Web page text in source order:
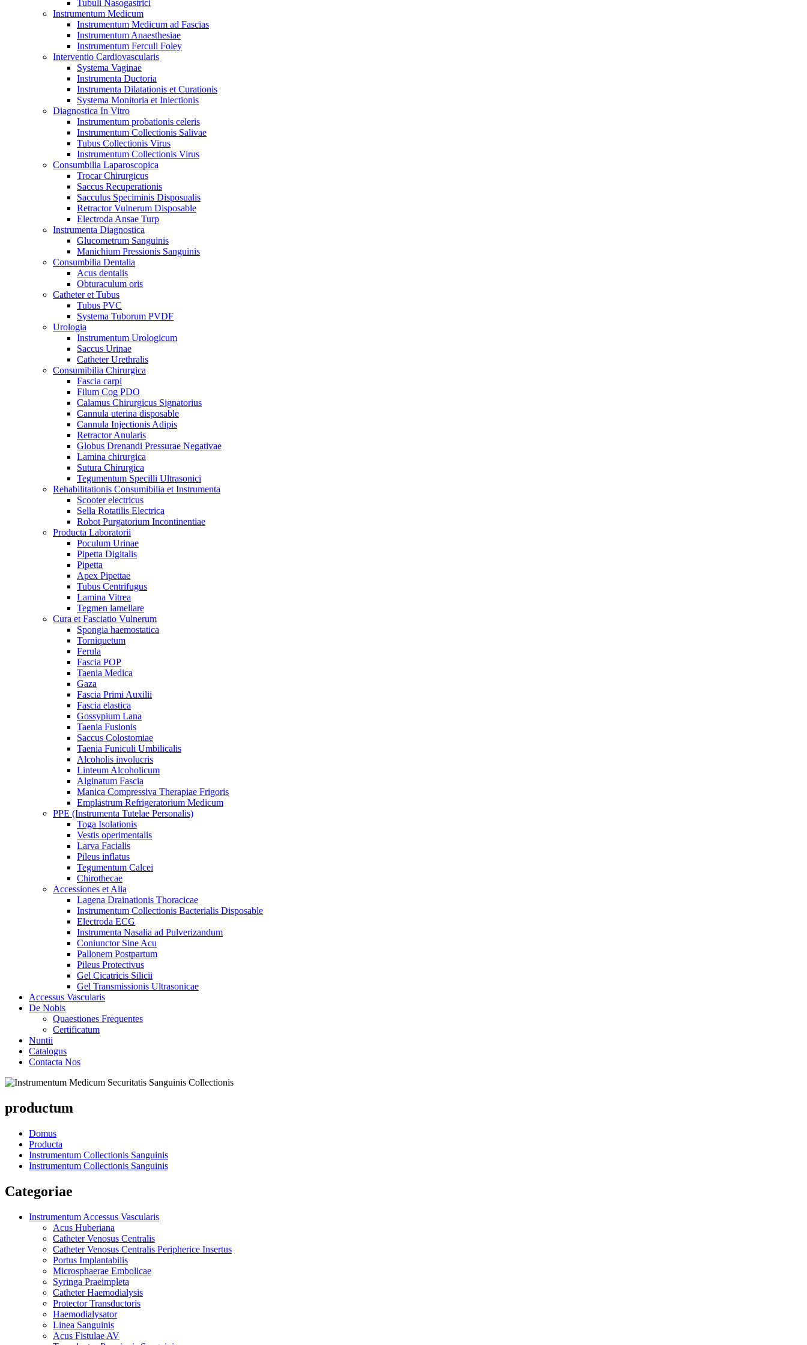
Tubuli Nasogastrici
Instrumentum Medicum
Instrumentum Medicum ad Fascias
Instrumentum Anaesthesiae
Instrumentum Ferculi Foley
Interventio Cardiovascularis
Systema Vaginae
Instrumenta Ductoria
Instrumenta Dilatationis et Curationis
Systema Monitoria et Iniectionis
Diagnostica In Vitro
Instrumentum probationis celeris
Instrumentum Collectionis Salivae
Tubus Collectionis Virus
Instrumentum Collectionis Virus
Consumbilia Laparoscopica
Trocar Chirurgicus
Saccus Recuperationis
Sacculus Speciminis Disposualis
Retractor Vulnerum Disposable
Electroda Ansae Turp
Instrumenta Diagnostica
Glucometrum Sanguinis
Manichium Pressionis Sanguinis
Consumbilia Dentalia
Acus dentalis
Obturaculum oris
Catheter et Tubus
Tubus PVC
Systema Tuborum PVDF
Urologia
Instrumentum Urologicum
Saccus Urinae
Catheter Urethralis
Consumibilia Chirurgica
Fascia carpi
Filum Cog PDO
Calamus Chirurgicus Signatorius
Cannula uterina disposable
Cannula Injectionis Adipis
Retractor Anularis
Globus Drenandi Pressurae Negativae
Lamina chirurgica
Sutura Chirurgica
Tegumentum Specilli Ultrasonici
Rehabilitationis Consumibilia et Instrumenta
Scooter electricus
Sella Rotatilis Electrica
Robot Purgatorium Incontinentiae
Producta Laboratorii
Poculum Urinae
Pipetta Digitalis
Pipetta
Apex Pipettae
Tubus Centrifugus
Lamina Vitrea
Tegmen lamellare
Cura et Fasciatio Vulnerum
Spongia haemostatica
Torniquetum
Ferula
Fascia POP
Taenia Medica
Gaza
Fascia Primi Auxilii
Fascia elastica
Gossypium Lana
Taenia Fusionis
Saccus Colostomiae
Taenia Funiculi Umbilicalis
Alcoholis involucris
Linteum Alcoholicum
Alginatum Fascia
Manica Compressiva Therapiae Frigoris
Emplastrum Refrigeratorium Medicum
PPE (Instrumenta Tutelae Personalis)
Toga Isolationis
Vestis operimentalis
Larva Facialis
Pileus inflatus
Tegumentum Calcei
Chirothecae
Accessiones et Alia
Lagena Drainationis Thoracicae
Instrumentum Collectionis Bacterialis Disposable
Electroda ECG
Instrumenta Nasalia ad Pulverizandum
Coniunctor Sine Acu
Pallonem Postpartum
Pileus Protectivus
Gel Cicatricis Silicii
Gel Transmissionis Ultrasonicae
Accessus Vascularis
De Nobis
Quaestiones Frequentes
Certificatum
Nuntii
Catalogus
Contacta Nos
productum
Domus
Producta
Instrumentum Collectionis Sanguinis
Instrumentum Collectionis Sanguinis
Categoriae
Instrumentum Accessus Vascularis
Acus Huberiana
Catheter Venosus Centralis
Catheter Venosus Centralis Peripherice Insertus
Portus Implantabilis
Microsphaerae Embolicae
Syringa Praeimpleta
Catheter Haemodialysis
Protector Transductoris
Haemodialysator
Linea Sanguinis
Acus Fistulae AV